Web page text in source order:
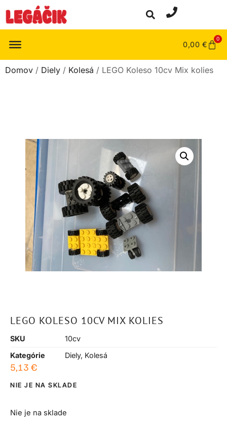
0,00 €
0
Domov / Diely / Kolesá / LEGO Koleso 10cv Mix kolies
LEGO KOLESO 10CV MIX KOLIES
SKU
10cv
Kategórie
Diely, Kolesá
5,13 €
NIE JE NA SKLADE
Nie je na sklade